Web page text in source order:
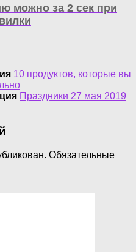
можно за 2 сек при
10 продуктов, которые вы
Праздники 27 мая 2019
Обязательные